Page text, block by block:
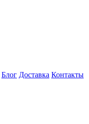
Блог Доставка Контакты